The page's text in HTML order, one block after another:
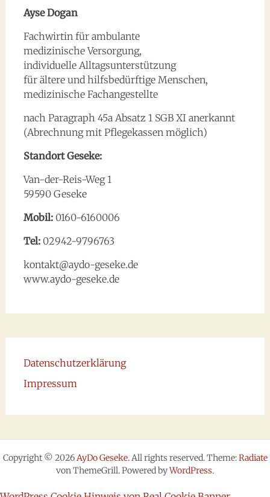
Ayse Dogan
Fachwirtin für ambulante
medizinische Versorgung,
individuelle Alltagsunterstützung
für ältere und hilfsbedürftige Menschen,
medizinische Fachangestellte
nach Paragraph 45a Absatz 1 SGB XI anerkannt
(Abrechnung mit Pflegekassen möglich)
Standort Geseke:
Van-der-Reis-Weg 1
59590 Geseke
Mobil:0160-6160006
Tel: 02942-9796763
kontakt@aydo-geseke.de
www.aydo-geseke.de
Datenschutzerklärung
Impressum
Copyright © 2026AyDo Geseke. All rights reserved. Theme:Radiate
von ThemeGrill. Powered byWordPress.